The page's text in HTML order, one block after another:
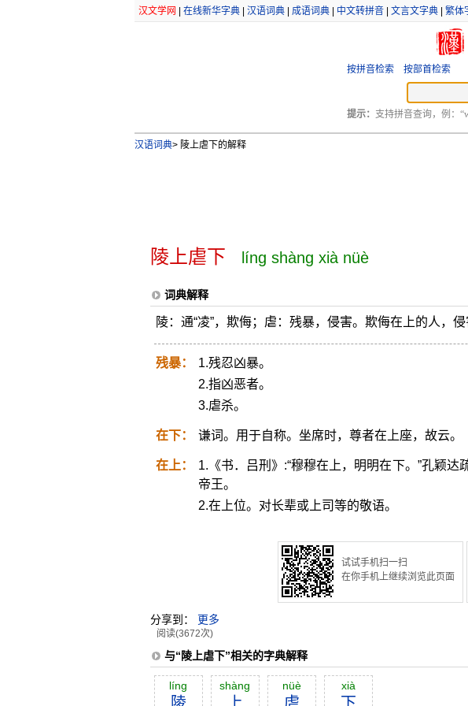
汉文学网 在线新华字典| 汉语词典| 成语词典| 中文转拼音| 文言文字典| 繁体
按拼音检索 按部首检索
提示： 支持拼音查询，例：
汉语词典>陵上虐下的解释
陵上虐下 líng shàng xià nüè
词典解释
陵：通“凌”，欺侮；虐：残暴，侵害。欺侮在上的人，侵
残暴：
1.残忍凶暴。
2.指凶恶者。
3.虐杀。
在下： 谦词。用于自称。坐席时，尊者在上座，故云。
在上：
1.《书．吕刑》:“穆穆在上，明明在下。”孔颖达
帝王。
2.在上位。对长辈或上司等的敬语。
试试手机扫一扫
在你手机上继续浏览此页面
分享到： 更多
阅读(3672次)
与“陵上虐下”相关的字典解释
líng shàng nüè xià